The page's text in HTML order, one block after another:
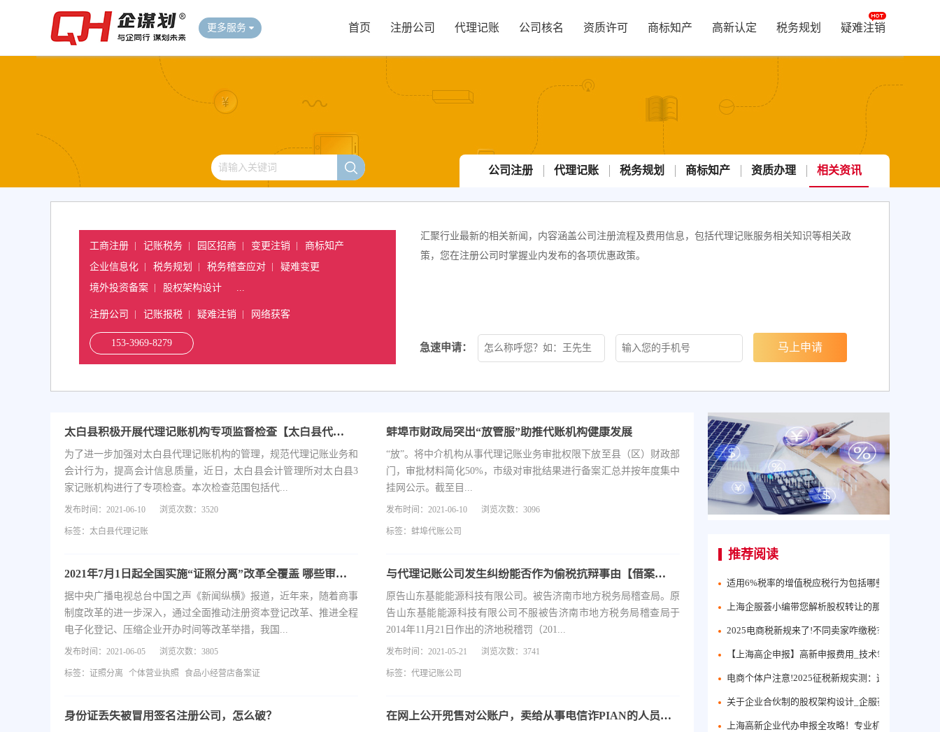
更多服务 首页 注册公司 代理记账 公司核名 资质许可 商标知产 高新认定 税务规划 疑难注销
公司注册 代理记账 税务规划 商标知产 资质办理 相关资讯
工商注册 记账税务 园区招商 变更注销
商标知产
企业信息化
税务规划 税务稽查应对
疑难变更
境外投资备案
股权架构设计 ...
注册公司 记账报税 疑难注销 网络获客
153-3969-8279
汇聚行业最新的相关新闻，内容涵盖公司注册流程及费用信息，包括代理记账服务相关知识等相关政
策，您在注册公司时掌握业内发布的各项优惠政策。
急速申请：
太白县积极开展代理记账机构专项监督检查【太白县代账公司】
为了进一步加强对太白县代理记账机构的管理，规范代理记账业务和
会计行为，提高会计信息质量，近日，太白县会计管理所对太白县3
家记账机构进行了专项检查。本次检查范围包括代...
发布时间：2021-06-10 浏览次数：3520
标签： 太白县代理记账
蚌埠市财政局突出“放管服”助推代账机构健康发展
“放”。将中介机构从事代理记账业务审批权限下放至县（区）财政部
门，审批材料简化50%，市级对审批结果进行备案汇总并按年度集中
挂网公示。截至目...
发布时间：2021-06-10 浏览次数：3096
标签： 蚌埠代账公司
2021年7月1日起全国实施“证照分离”改革全覆盖 哪些审批将被取消？
据中央广播电视总台中国之声《新闻纵横》报道，近年来，随着商事
制度改革的进一步深入，通过全面推动注册资本登记改革、推进全程
电子化登记、压缩企业开办时间等改革举措，我国...
发布时间：2021-06-05 浏览次数：3805
标签： 证照分离 个体营业执照 食品小经营店备案证
与代理记账公司发生纠纷能否作为偷税抗辩事由【借案例一看】
原告山东基能能源科技有限公司。被告济南市地方税务局稽查局。原
告山东基能能源科技有限公司不服被告济南市地方税务局稽查局于
2014年11月21日作出的济地税稽罚（201...
发布时间：2021-05-21 浏览次数：3741
标签： 代理记账公司
身份证丢失被冒用签名注册公司，怎么破？ 在网上公开兜售对公账户，卖给从事电信诈PIAN的人员，全部被端
推荐阅读
适用6%税率的增值税应税行为包括哪些?
上海企服荟小编带您解析股权转让的那些事？
2025电商税新规来了!不同卖家咋缴税?个体户VS公司
【上海高企申报】高新申报费用_技术领域_申报的好
电商个体户注意!2025征税新规实测：这样操作税负
关于企业合伙制的股权架构设计_企服荟免费分享给
上海高新企业代办申报全攻略！专业机构助您轻松通